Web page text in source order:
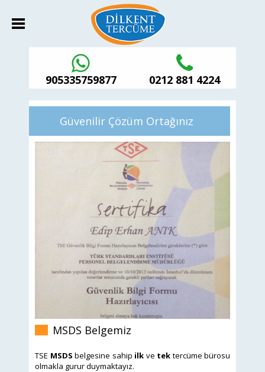
905335759877 0212 881 4224
HABER DETAY
Güvenilir Çözüm Ortağınız
MSDS Belgemiz
TSE MSDS belgesine sahip ilk ve tek tercüme bürosu
olmakla gurur duymaktayız.